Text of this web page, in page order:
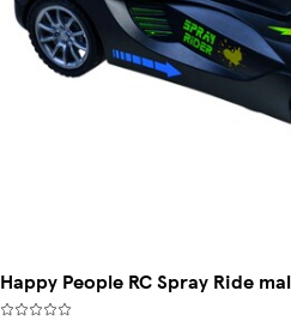
Happy People RC Spray Ride